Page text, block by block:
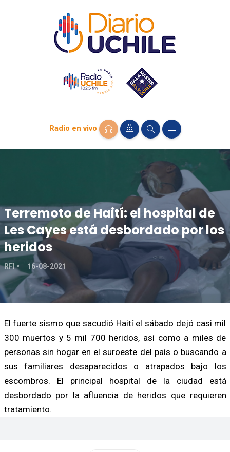
Radio en vivo
Terremoto de Haití: el hospital de
Les Cayes está desbordado por los
heridos
RFI 16-08-2021
El fuerte sismo que sacudió Haití el sábado dejó casi mil
300 muertos y 5 mil 700 heridos, así como a miles de
personas sin hogar en el suroeste del país o buscando a
sus familiares desaparecidos o atrapados bajo los
escombros. El principal hospital de la ciudad está
desbordado por la afluencia de heridos que requieren
tratamiento.